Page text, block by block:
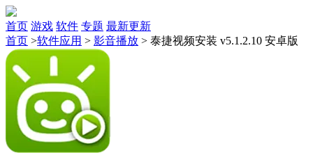
首页 游戏 软件 专题 最新更新
首页 >软件应用 > 影音播放 > 泰捷视频安装 v5.1.2.10 安卓版